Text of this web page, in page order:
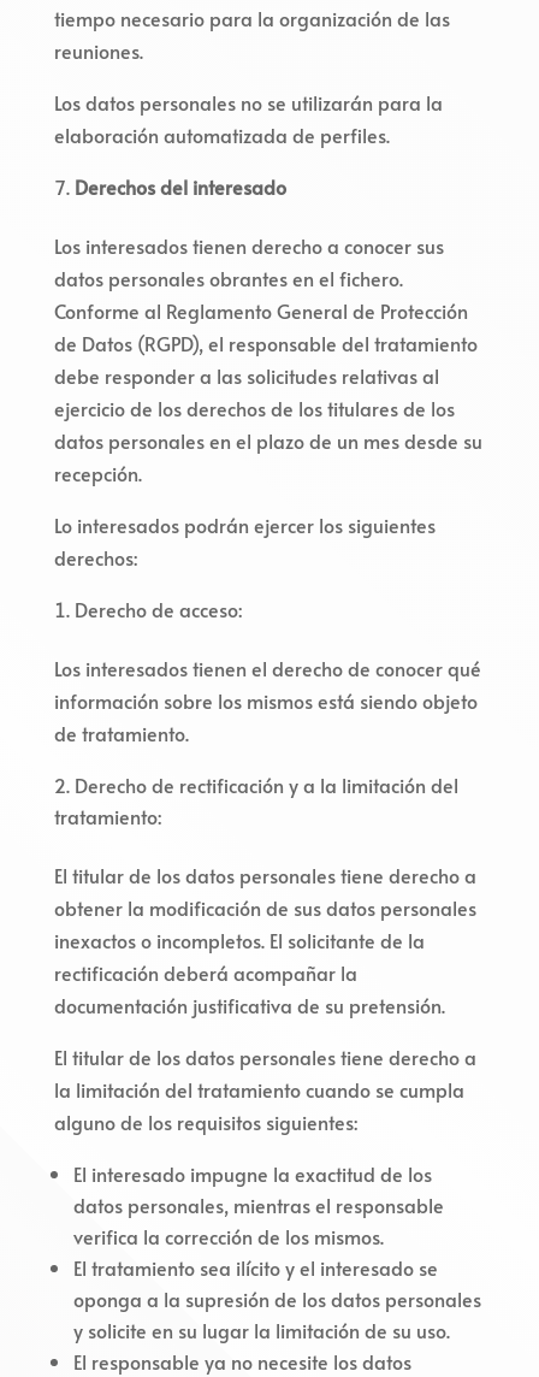
tiempo necesario para la organización de las
reuniones.
Los datos personales no se utilizarán para la
elaboración automatizada de perfiles.
Derechos del interesado
Los interesados tienen derecho a conocer sus
datos personales obrantes en el fichero.
Conforme al Reglamento General de Protección
de Datos (RGPD), el responsable del tratamiento
debe responder a las solicitudes relativas al
ejercicio de los derechos de los titulares de los
datos personales en el plazo de un mes desde su
recepción.
Lo interesados podrán ejercer los siguientes
derechos:
Derecho de acceso:
Los interesados tienen el derecho de conocer qué
información sobre los mismos está siendo objeto
de tratamiento.
Derecho de rectificación y a la limitación del
tratamiento:
El titular de los datos personales tiene derecho a
obtener la modificación de sus datos personales
inexactos o incompletos. El solicitante de la
rectificación deberá acompañar la
documentación justificativa de su pretensión.
El titular de los datos personales tiene derecho a
la limitación del tratamiento cuando se cumpla
alguno de los requisitos siguientes:
El interesado impugne la exactitud de los
datos personales, mientras el responsable
verifica la corrección de los mismos.
El tratamiento sea ilícito y el interesado se
oponga a la supresión de los datos personales
y solicite en su lugar la limitación de su uso.
El responsable ya no necesite los datos